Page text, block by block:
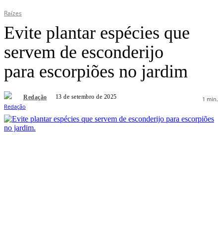
Raízes
Evite plantar espécies que
servem de esconderijo
para escorpiões no jardim
Redação 13 de setembro de 2025 1 min.